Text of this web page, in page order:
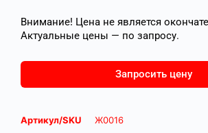
Внимание! Цена не является
Актуальные цены — по запросу.
Запросить цену
Артикул/SKU Ж0016